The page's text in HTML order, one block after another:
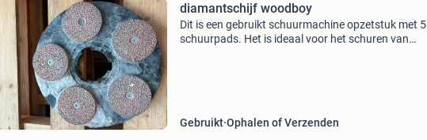
diamantschijf woodboy
Dit is een gebruikt schuurmachine opzetstuk met 5
schuurpads. Het is ideaal voor het schuren van
Gebruikt Ophalen of Verzenden